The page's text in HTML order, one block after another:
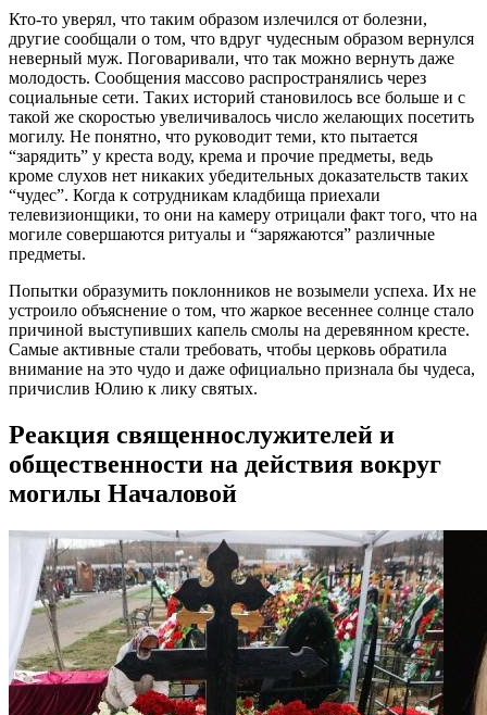
Кто-то уверял, что таким образом излечился от болезни,
другие сообщали о том, что вдруг чудесным образом вернулся
неверный муж. Поговаривали, что так можно вернуть даже
молодость. Сообщения массово распространялись через
социальные сети. Таких историй становилось все больше и с
такой же скоростью увеличивалось число желающих посетить
могилу. Не понятно, что руководит теми, кто пытается
“зарядить” у креста воду, крема и прочие предметы, ведь
кроме слухов нет никаких убедительных доказательств таких
“чудес”. Когда к сотрудникам кладбища приехали
телевизионщики, то они на камеру отрицали факт того, что на
могиле совершаются ритуалы и “заряжаются” различные
предметы.
Попытки образумить поклонников не возымели успеха. Их не
устроило объяснение о том, что жаркое весеннее солнце стало
причиной выступивших капель смолы на деревянном кресте.
Самые активные стали требовать, чтобы церковь обратила
внимание на это чудо и даже официально признала бы чудеса,
причислив Юлию к лику святых.
Реакция священнослужителей и
общественности на действия вокруг
могилы Началовой